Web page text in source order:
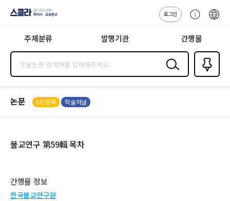
지사·교보문고
로그인
센
주제분류 발행기관 간행물
검색
즐겨찾
기0
논문 KCI등재 학술저널
불교연구 第59輯 목차
간행물 정보
한국불교연구원